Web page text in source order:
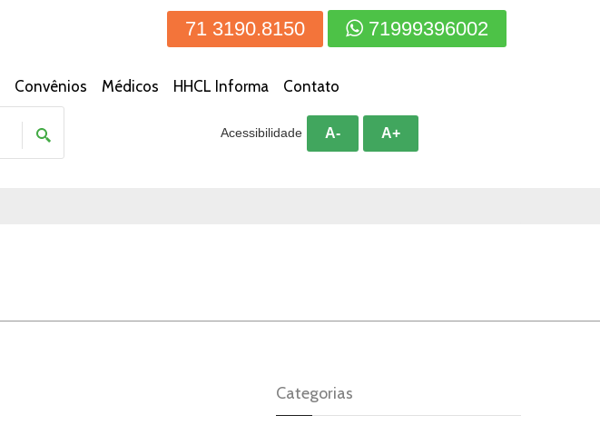
71 3190.8150 71999396002
Convênios Médicos HHCL Informa Contato
Acessibilidade A- A+
Categorias